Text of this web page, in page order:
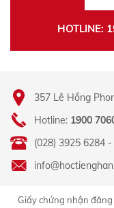
HOTLINE:
357 Lê Hồng
Hotline: 1900
(028) 3925 6284
Giấy chứng nhận